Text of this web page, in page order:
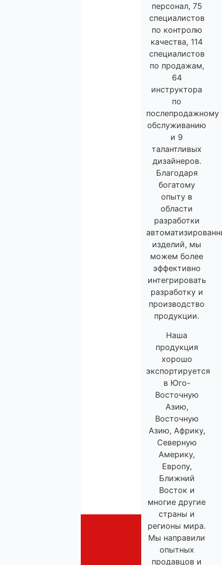
персонал, 75
специалистов
по контролю
качества, 114
специалистов
по продажам,
64
инструктора
по
послепродажному
обслуживанию
и 9
талантливых
дизайнеров.
Благодаря
богатому
опыту в
области
разработки
изделий, мы
можем более
эффективно
интегрировать
разработку и
производство
продукции.
Наша
продукция
хорошо
экспортируется
в Юго-
Восточную
Азию,
Восточную
Азию, Африку,
Северную
Америку,
Европу,
Ближний
Восток и
многие другие
страны и
регионы мира.
Мы направили
опытных
продавцов и